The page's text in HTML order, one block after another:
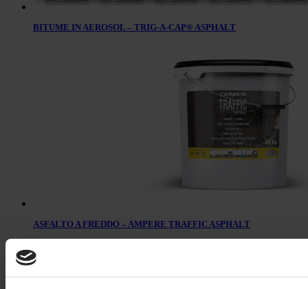
BITUME IN AEROSOL – TRIG-A-CAP® ASPHALT
ASFALTO A FREDDO – AMPERE TRAFFIC ASPHALT